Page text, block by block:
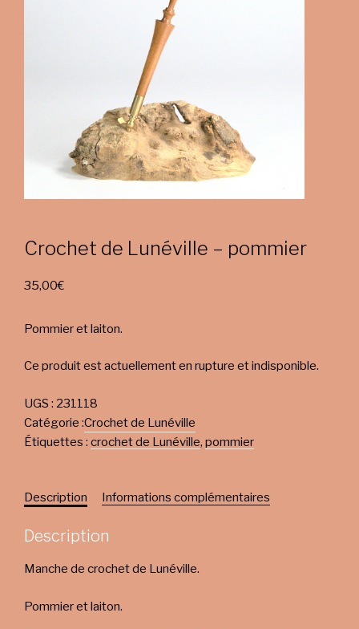
Crochet de Lunéville – pommier
35,00€
Pommier et laiton.
Ce produit est actuellement en rupture et indisponible.
UGS : 231118
Catégorie :Crochet de Lunéville
Étiquettes : crochet de Lunéville, pommier
Description Informations complémentaires
Description
Manche de crochet de Lunéville.
Pommier et laiton.